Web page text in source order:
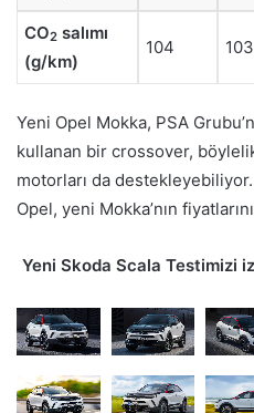
CO2 salımı
(g/km)
104 103
Yeni Opel Mokka, PSA
kullanan bir crossover,
motorları da
Opel, yeni Mokka’nın
Yeni Skoda Scala Testimizi